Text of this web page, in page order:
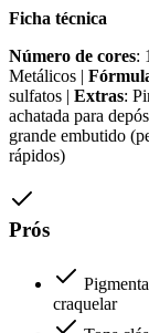
Ficha técnica
Número de cores:
Metálicos |
sulfatos | Extras:
achatada para
grande embutido
rápidos)
Prós
craquelar